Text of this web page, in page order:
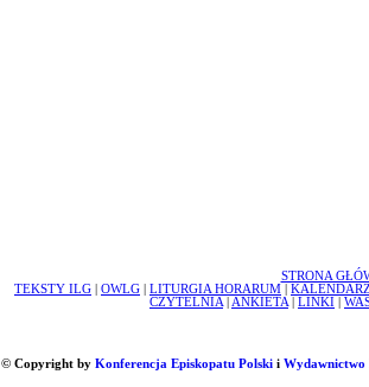
STRONA
TEKSTY ILG
OWLG LITURGIA HORARUM
CZYTELNIA
ANKIETA LINKI
© Copyright by Konferencja Episkopatu Polskii Wydawnictwo